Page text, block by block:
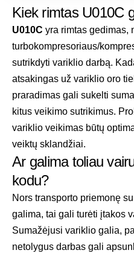
Kiek rimtas U010C
U010C yra rimtas gedimas,
turbokompresoriaus/
sutrikdyti variklio darbą.
atsakingas už variklio oro
praradimas gali sukelti
kitus veikimo sutrikimus.
variklio veikimas būtų
veiktų sklandžiai.
Ar galima toliau
kodu?
Nors transporto priemonę su
galima, tai gali turėti įtakos
Sumažėjusi variklio galia,
netolygus darbas gali